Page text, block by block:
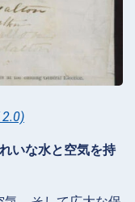
2.0)
いな水と空気を持